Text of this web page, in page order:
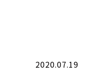
2020.07.19